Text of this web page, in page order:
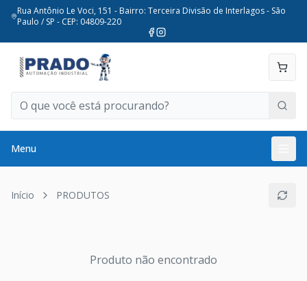
Rua Antônio Le Voci, 151 - Bairro: Terceira Divisão de Interlagos - São
Paulo / SP - CEP: 04809-220
Menu
Início PRODUTOS
Produto não encontrado